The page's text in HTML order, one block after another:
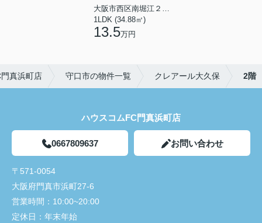
大阪市西区南堀江２丁目
1LDK (34.88㎡)
13.5万円
真浜町店 守口市の物件一覧 クレアール大久保 2階
ハウスコムFC門真浜町店
0667809637 お問い合わせ
〒571-0054
大阪府門真市浜町27-6
営業時間： 10:00~20:00
定休日： 年末年始